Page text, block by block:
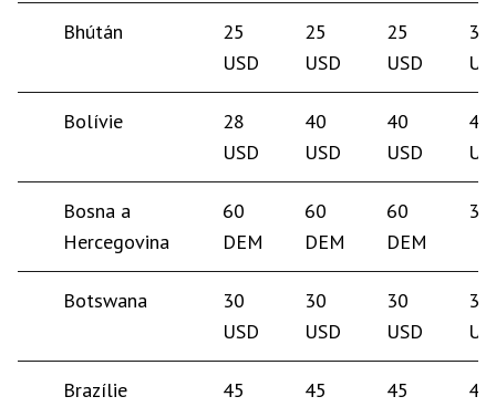
Bhútán
25
USD
25
USD
25
USD
35
Bolívie
28
USD
40
USD
40
USD
40
Bosna a
Hercegovina
60
DEM
60
DEM
60
DEM
30
Botswana
30
USD
30
USD
30
USD
30
Brazílie
45
45
45
45